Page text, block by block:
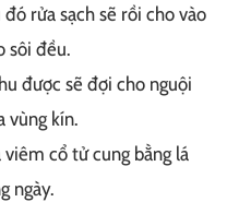
rửa sạch sẽ rồi cho vào
sôi đều.
được sẽ đợi cho nguội
vùng kín.
cổ tử cung bằng lá
ngày.